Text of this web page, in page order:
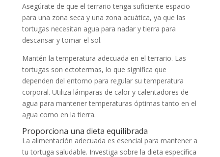
Asegúrate de que el terrario tenga suficiente espacio
para una zona seca y una zona acuática, ya que las
tortugas necesitan agua para nadar y tierra para
descansar y tomar el sol.
Mantén la temperatura adecuada en el terrario. Las
tortugas son ectotermas, lo que significa que
dependen del entorno para regular su temperatura
corporal. Utiliza lámparas de calor y calentadores de
agua para mantener temperaturas óptimas tanto en el
agua como en la tierra.
Proporciona una dieta equilibrada
La alimentación adecuada es esencial para mantener a
tu tortuga saludable. Investiga sobre la dieta específica